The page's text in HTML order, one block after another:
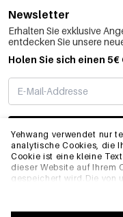
Yehwang verwendet nur
analytische Cookies, die
Cookie ist eine kleine
dieser Website auf Ihrem
gespeichert wird.Die von
Website,
Newsletter
Erhalten Sie exklusive
entdecken Sie unsere
Holen Sie sich einen
INFO